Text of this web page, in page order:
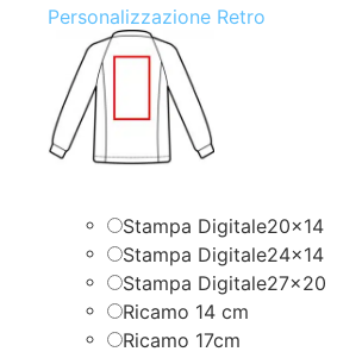
Personalizzazione Retro
Stampa Digitale20x14
Stampa Digitale24x14
Stampa Digitale27x20
Ricamo 14 cm
Ricamo 17cm